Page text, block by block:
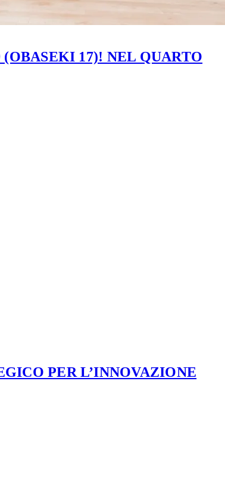
17)! NEL QUARTO
PER L’INNOVAZIONE